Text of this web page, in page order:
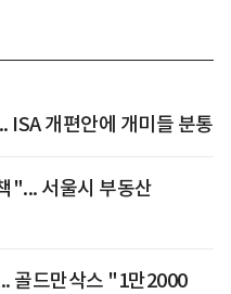
ISA 개편안에 개미들 분통
"... 서울시 부동산
골드만삭스 "1만2000